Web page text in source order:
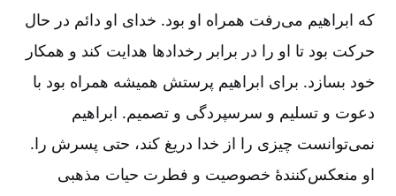
که ابراهیم می‌رفت همراه او بود. خدای او دائم در حال
حرکت بود تا او را در برابر رخدادها هدایت کند و همکار
خود بسازد. برای ابراهیم پرستش همیشه همراه بود با
دعوت و تسلیم و سرسپردگی و تصمیم. ابراهیم
نمی‌توانست چیزی را از خدا دریغ کند، حتی پسرش را.
او منعکس‌کنندۀ خصوصیت و فطرت حیات مذهبی